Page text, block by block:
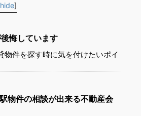
hide]
悔しています
物件を探す時に気を付けたいポイ
物件の相談が出来る不動産会